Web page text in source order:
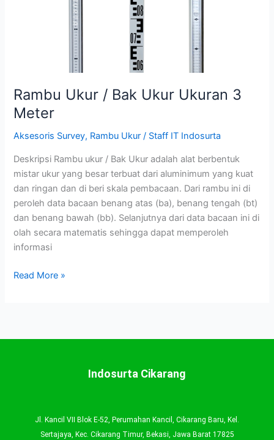
Rambu Ukur / Bak Ukur Ukuran 3
Meter
Aksesoris Survey, Rambu Ukur / Staff IT Indosurta
Deskripsi Rambu ukur / Bak Ukur adalah alat berbentuk
mistar ukur yang besar terbuat dari aluminimum yang kuat
dan ringan dan di beri skala pembacaan. Dari rambu ini di
peroleh data bacaan benang atas (ba), benang tengah (bt)
dan benang bawah (bb). Selanjutnya dari data bacaan ini di
olah secara matematis sehingga dapat memperoleh
informasi
Read More »
Indosurta Cikarang
Jl. Kancil VII Blok E-52, Perumahan Kancil, Cikarang Baru, Kel.
Sertajaya, Kec. Cikarang Timur, Bekasi, Jawa Barat 17825